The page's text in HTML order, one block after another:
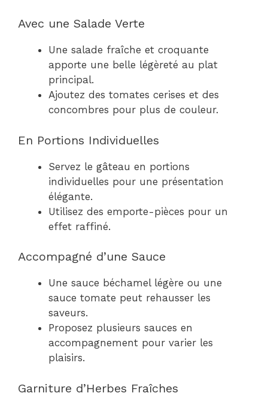
Avec une Salade Verte
Une salade fraîche et croquante
apporte une belle légèreté au plat
principal.
Ajoutez des tomates cerises et des
concombres pour plus de couleur.
En Portions Individuelles
Servez le gâteau en portions
individuelles pour une présentation
élégante.
Utilisez des emporte-pièces pour un
effet raffiné.
Accompagné d’une Sauce
Une sauce béchamel légère ou une
sauce tomate peut rehausser les
saveurs.
Proposez plusieurs sauces en
accompagnement pour varier les
plaisirs.
Garniture d’Herbes Fraîches